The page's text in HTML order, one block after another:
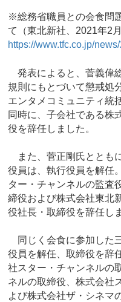
※総務省職員との会食問
て（東北新社、2021年2月
https://www.tfc.co.jp/
発表によると、菅義偉
規則にもとづいて懲戒処
エンタメコミュニティ統
同時に、子会社である株
役を辞任しました。
また、菅正剛氏ととも
役員は、執行役員を解任
ター・チャンネルの監査
締役および株式会社東北
役社長・取締役を辞任し
同じく会食に参加した
役員を解任、取締役を辞
社スター・チャンネルの
ネルの取締役、株式会社
よび株式会社ザ・シネマ